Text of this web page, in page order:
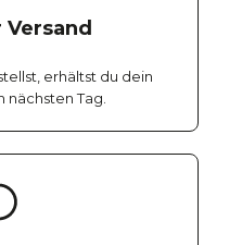
erhältst du dein
nächsten Tag.